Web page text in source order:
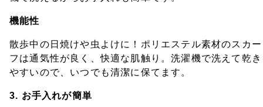
機能性
散歩中の日焼けや虫よけに！ポリエステル素材のスカー
フは通気性が良く、快適な肌触り。洗濯機で洗えて乾き
やすいので、いつでも清潔に保てます。
3. お手入れが簡単